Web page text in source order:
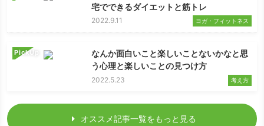
宅でできるダイエットと筋トレ
2022.9.11 ヨガ・フィットネス
PickUp
なんか面白いこと楽しいことないかなと思
う心理と楽しいことの見つけ方
2022.5.23 考え方
オススメ記事一覧をもっと見る